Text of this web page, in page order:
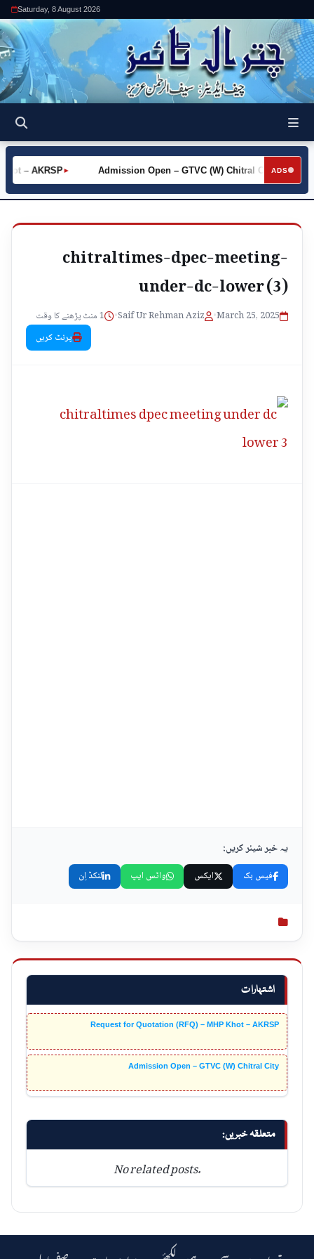
Saturday, 8 August 2026
ADS
►
– AKRSP ►
Admission Open – GTVC (W) Chitral City
اشتہارات
Request for Quotation (RFQ) – MHP Khot – AKRSP
Admission Open – GTVC (W) Chitral City
متعلقہ خبریں:
No related posts.
chitraltimes-dpec-meeting-
under-dc-lower (3)
March 25, 2025
•
Saif Ur Rehman Aziz
•
1 منٹ پڑھنے کا وقت
پرنٹ کریں
یہ خبر شیئر کریں:
فیس بک ایکس واٹس ایپ لنکڈ اِن